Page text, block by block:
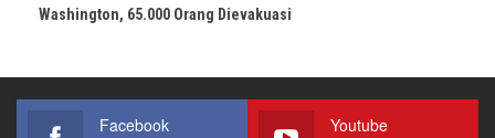
Washington, 65.000 Orang Dievakuasi
Facebook Youtube